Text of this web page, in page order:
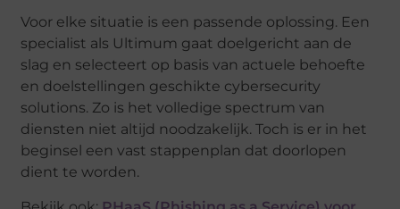
Voor elke situatie is een passende oplossing. Een
specialist als Ultimum gaat doelgericht aan de
slag en selecteert op basis van actuele behoefte
en doelstellingen geschikte cybersecurity
solutions. Zo is het volledige spectrum van
diensten niet altijd noodzakelijk. Toch is er in het
beginsel een vast stappenplan dat doorlopen
dient te worden.